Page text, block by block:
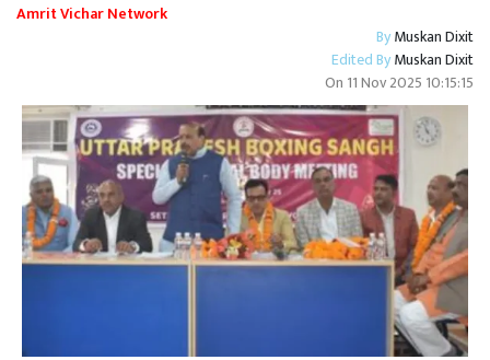
Amrit Vichar Network
ByMuskan Dixit
Edited ByMuskan Dixit
On 11 Nov 2025 10:15:15